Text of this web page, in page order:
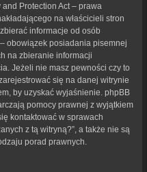
Protection Act – prawa
na właścicieli stron
informacje od osób
obowiązek posiadania pisemnej
na zbieranie informacji
Jeżeli nie masz pewności czy to
się na danej witrynie
by uzyskać wyjaśnienie. phpBB
pomocy prawnej z wyjątkiem
kontaktować w sprawach
z tą witryną?”, a także nie są
porad prawnych.